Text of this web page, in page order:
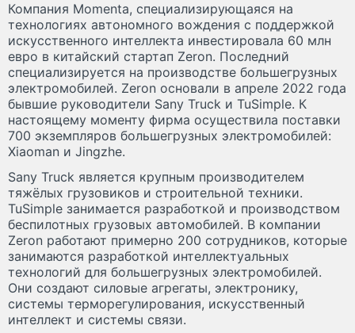
Компания Momenta, специализирующаяся на
технологиях автономного вождения с поддержкой
искусственного интеллекта инвестировала 60 млн
евро в китайский стартап Zeron. Последний
специализируется на производстве большегрузных
электромобилей. Zeron основали в апреле 2022 года
бывшие руководители Sany Truck и TuSimple. К
настоящему моменту фирма осуществила поставки
700 экземпляров большегрузных электромобилей:
Xiaoman и Jingzhe.
Sany Truck является крупным производителем
тяжёлых грузовиков и строительной техники.
TuSimple занимается разработкой и производством
беспилотных грузовых автомобилей. В компании
Zeron работают примерно 200 сотрудников, которые
занимаются разработкой интеллектуальных
технологий для большегрузных электромобилей.
Они создают силовые агрегаты, электронику,
системы терморегулирования, искусственный
интеллект и системы связи.